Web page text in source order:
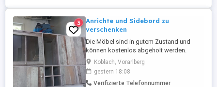
3
Anrichte und Sidebord zu
verschenken
Die Möbel sind in gutem Zustand und
können kostenlos abgeholt werden.
Koblach, Vorarlberg
gestern 18:08
Verifizierte Telefonnummer